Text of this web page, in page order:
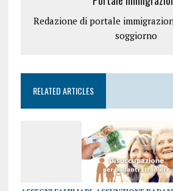
Redazione di portale
soggiorno
RELATED ARTICLES